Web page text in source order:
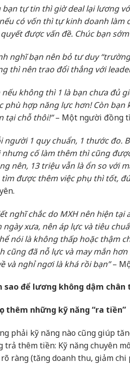
bạn tự tin thì giờ deal lại lương
có vốn thì tự kinh doanh làm
được vấn đề. Chúc bạn
nghĩ bạn nên bỏ tư duy
thì nên trao đổi thẳng với
nếu không thì 1 là bạn chưa đủ
phù hợp năng lực hơn! Còn
tại chỗ thôi!”– Một người đồng
người 1 quy chuẩn, 1 thước đo.
nhưng cố làm thêm thì cũng
nên, 13 triệu vẫn là ổn so với
tìm được thêm việc phụ thì tốt,
nghĩ chắc do MXH nên hiện
ngày xưa, nên áp lực và tiêu
nói là không thấp hoặc thậm
cũng đã nỗ lực và may mắn
và nghỉ ngơi là khá rồi bạn”–
sao để lương không dậm chân
thêm những kỹ năng “ra tiền”
phải kỹ năng nào cũng giúp
trả thêm tiền: Kỹ năng chuyên
ràng (tăng doanh thu, giảm